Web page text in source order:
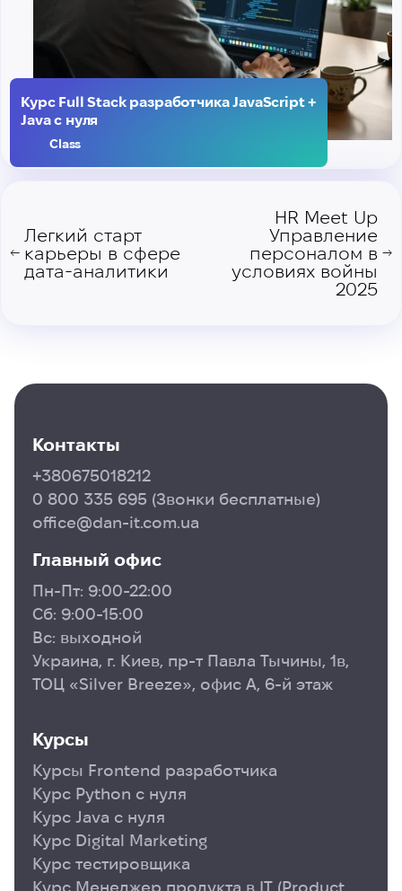
Курс Full Stack разработчика JavaScript +
Java с нуля
Class
←
Легкий старт
карьеры в сфере
дата-аналитики
HR Meet Up
Управление
персоналом в
условиях войны
2025
→
Контакты
+380675018212
0 800 335 695 (Звонки бесплатные)
office@dan-it.com.ua
Главный офис
Пн-Пт: 9:00-22:00
Сб: 9:00-15:00
Вс: выходной
Украина, г. Киев, пр-т Павла Тычины, 1в,
ТОЦ «Silver Breeze», офис А, 6-й этаж
Курсы
Курсы Frontend разработчика
Курс Python с нуля
Курс Java с нуля
Курс Digital Marketing
Курс тестировщика
Курс Менеджер продукта в ІТ (Product